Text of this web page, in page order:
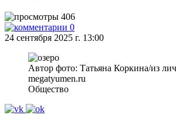
406
0
24 сентября 2025 г. 13:00
Автор фото: Татьяна Коркина/из
megatyumen.ru
Общество